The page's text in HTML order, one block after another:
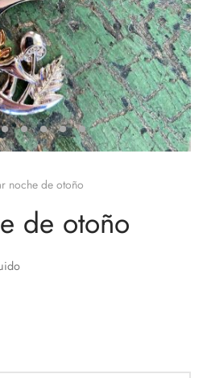
noche de otoño
de otoño